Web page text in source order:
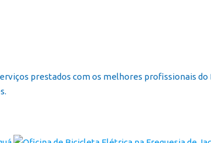
prestados com os melhores profissionais do